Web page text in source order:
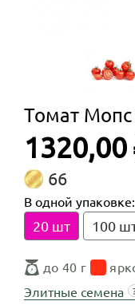
Томат Мопс
1320,00
66
В одной упаковке:
20 шт 100
до 40 г
Элитные семена